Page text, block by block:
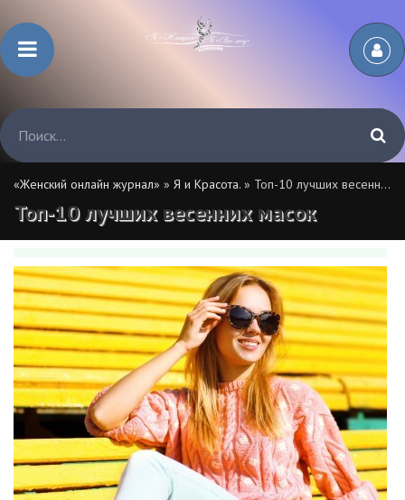
«Женский онлайн журнал» » Я и Красота. » Топ-10 лучших весенних масок
Топ-10 лучших весенних масок